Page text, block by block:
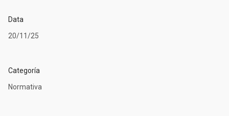
Data
20/11/25
Categoría
Normativa